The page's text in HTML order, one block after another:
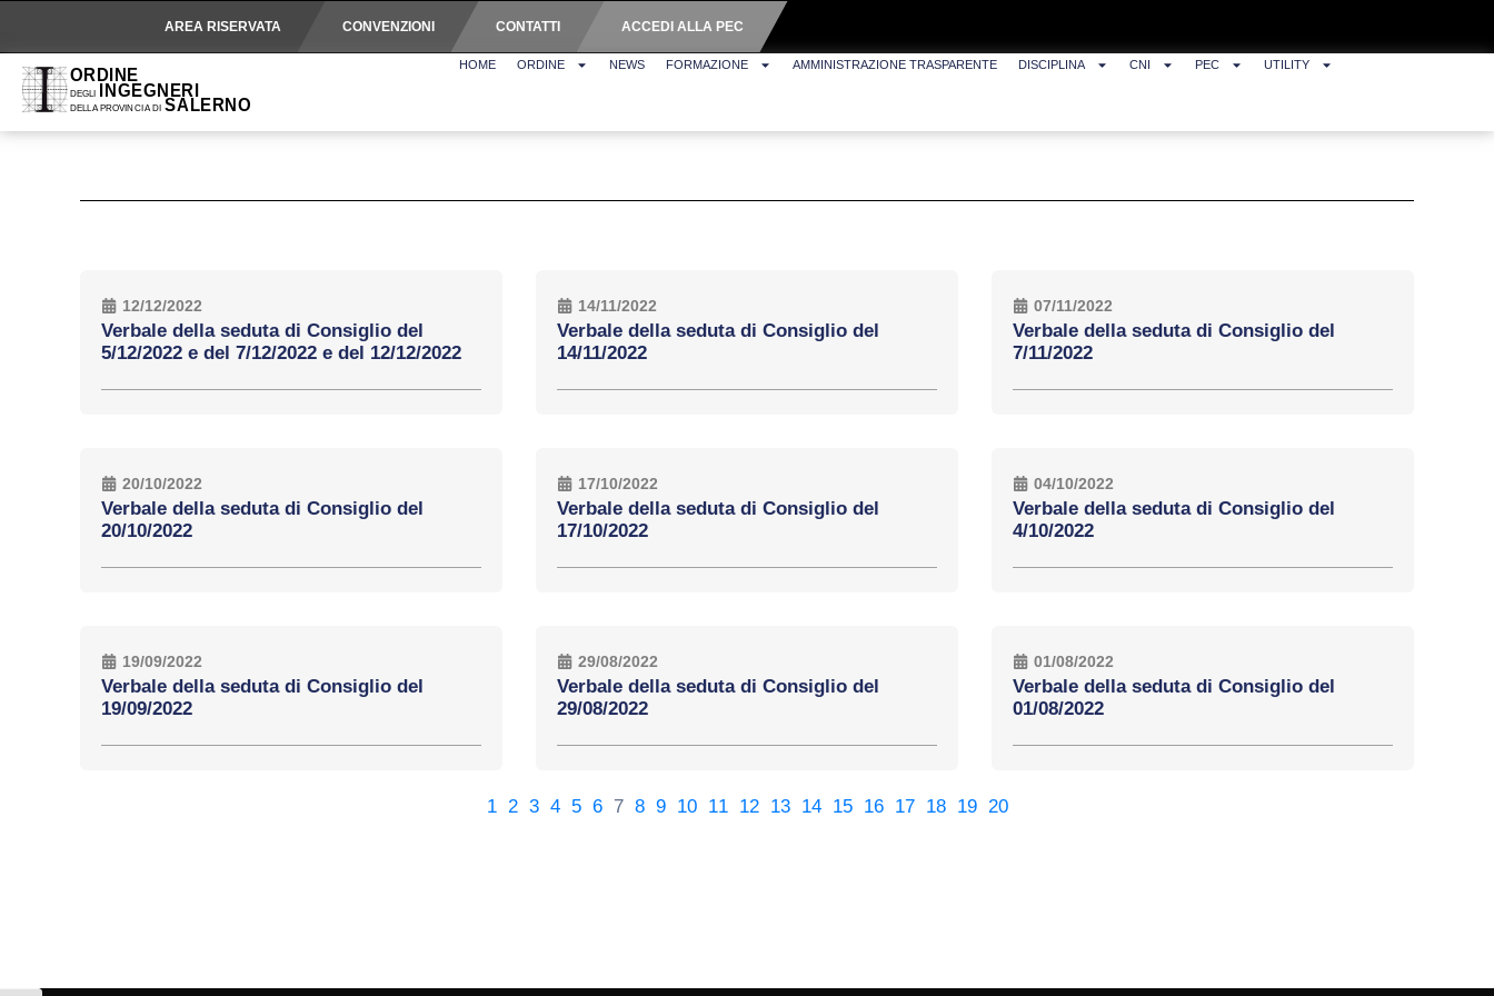
AREA RISERVATA CONVENZIONI CONTATTI ACCEDI ALLA PEC
HOME ORDINE NEWS FORMAZIONE AMMINISTRAZIONE TRASPARENTE DISCIPLINA CNI PEC UTILITY
12/12/2022
Verbale della seduta di Consiglio del
5/12/2022 e del 7/12/2022 e del 12/12/2022
14/11/2022
Verbale della seduta di Consiglio del
14/11/2022
07/11/2022
Verbale della seduta di Consiglio del
7/11/2022
20/10/2022
Verbale della seduta di Consiglio del
20/10/2022
17/10/2022
Verbale della seduta di Consiglio del
17/10/2022
04/10/2022
Verbale della seduta di Consiglio del
4/10/2022
19/09/2022
Verbale della seduta di Consiglio del
19/09/2022
29/08/2022
Verbale della seduta di Consiglio del
29/08/2022
01/08/2022
Verbale della seduta di Consiglio del
01/08/2022
1 2 3 4 5 6 7 8 9 10 11 12 13 14 15 16 17 18 19 20